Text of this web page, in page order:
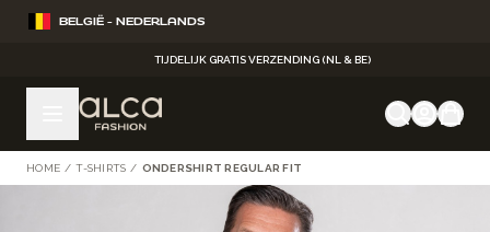
Ga naar de inhoud
TIJDELIJK GRATIS VERZENDING (NL & BE)
BELGIË - NEDERLANDS
HOME / T-SHIRTS / ONDERSHIRT REGULAR FIT